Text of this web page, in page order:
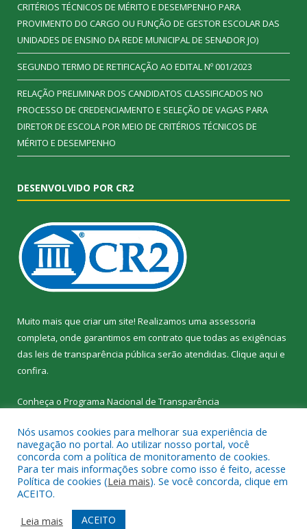
CRITÉRIOS TÉCNICOS DE MÉRITO E DESEMPENHO PARA
PROVIMENTO DO CARGO OU FUNÇÃO DE GESTOR ESCOLAR DAS
UNIDADES DE ENSINO DA REDE MUNICIPAL DE SENADOR JO)
SEGUNDO TERMO DE RETIFICAÇÃO AO EDITAL Nº 001/2023
RELAÇÃO PRELIMINAR DOS CANDIDATOS CLASSIFICADOS NO
PROCESSO DE CREDENCIAMENTO E SELEÇÃO DE VAGAS PARA
DIRETOR DE ESCOLA POR MEIO DE CRITÉRIOS TÉCNICOS DE
MÉRITO E DESEMPENHO
DESENVOLVIDO POR CR2
Muito mais que criar um site! Realizamos uma assessoria
completa, onde garantimos em contrato que todas as exigências
das leis de transparência pública serão atendidas. Clique aqui e
confira.
Conheça o Programa Nacional de Transparência
Todos os direitos reservados a SEMED – Secretaria Municipal de
Educação de Senador José Porfírio.
Mapa do Site
Acessar Área Administrativa
Nós usamos cookies para melhorar sua experiência de
navegação no portal. Ao utilizar nosso portal, você
concorda com a política de monitoramento de cookies.
Para ter mais informações sobre como isso é feito, acesse
Política de cookies (Leia mais). Se você concorda, clique em
ACEITO.
Leia mais
ACEITO